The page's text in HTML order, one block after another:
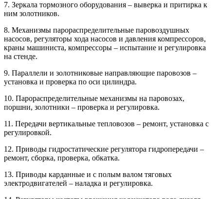
7. Зеркала тормозного оборудования – выверка и притирка к
ним золотников.
8. Механизмы парораспределительные паровоздушных
насосов, регуляторы хода насосов и давления компрессоров,
краны машиниста, компрессоры – испытание и регулировка
на стенде.
9. Параллели и золотниковые направляющие паровозов –
установка и проверка по оси цилиндра.
10. Парораспределительные механизмы на паровозах,
поршни, золотники – проверка и регулировка.
11. Передачи вертикальные тепловозов – ремонт, установка с
регулировкой.
12. Приводы гидростатические регулятора гидропередачи –
ремонт, сборка, проверка, обкатка.
13. Приводы карданные и с полым валом тяговых
электродвигателей – наладка и регулировка.